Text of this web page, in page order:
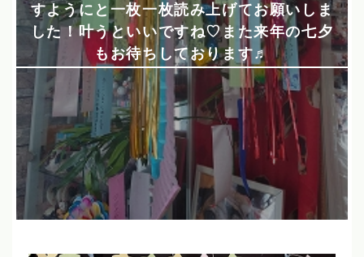
すようにと一枚一枚読み上げてお願いしま
した！叶うといいですね♡また来年の七夕
もお待ちしております♬